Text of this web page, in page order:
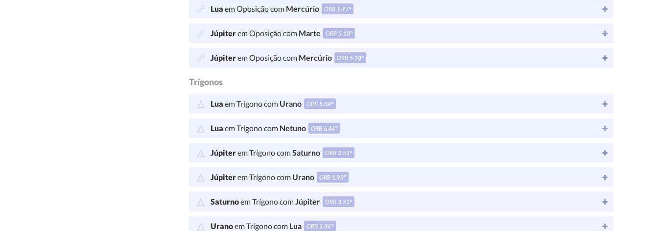
Lua em Oposição com Mercúrio ORB 1.77°
Júpiterem Oposição com Marte ORB 5.10°
Júpiterem Oposição com Mercúrio ORB 5.20°
Trígonos
Lua em Trígono com Urano ORB 5.04°
Lua em Trígono com Netuno ORB6.44°
Júpiterem Trígono comSaturno ORB3.53°
Júpiterem Trígono com Urano ORB 1.93°
Saturnoem Trígono comJúpiter ORB3.53°
Uranoem Trígono com Lua ORB 5.04°